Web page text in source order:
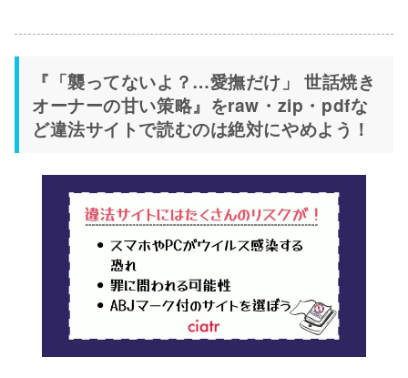
『「襲ってないよ？…愛撫だけ」 世話焼き
オーナーの甘い策略』をraw・zip・pdfな
ど違法サイトで読むのは絶対にやめよう！